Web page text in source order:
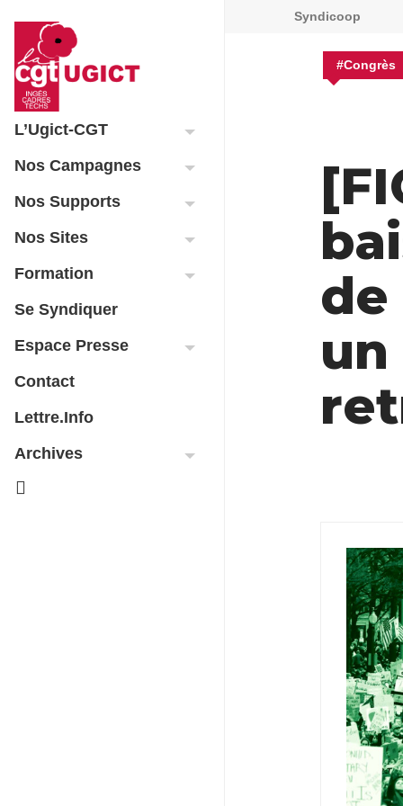
L’Ugict-CGT
Nos Campagnes
Nos Supports
Nos Sites
Formation
Se Syndiquer
Espace Presse
Contact
Lettre.info
Archives
Syndicoop
#Congrès
de
un